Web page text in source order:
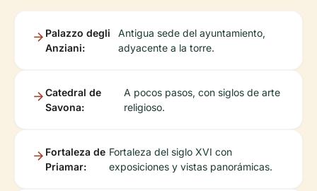
Palazzo degli
Anziani:
Antigua sede del ayuntamiento,
adyacente a la torre.
Catedral de
Savona:
A pocos pasos, con siglos de arte
religioso.
Fortaleza de
Priamar:
Fortaleza del siglo XVI con
exposiciones y vistas panorámicas.